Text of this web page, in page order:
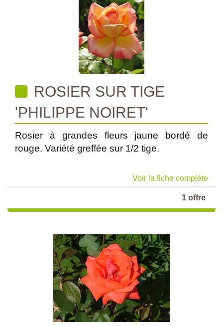
ROSIER SUR TIGE
'PHILIPPE NOIRET'
Rosier à grandes fleurs jaune bordé de
rouge. Variété greffée sur 1/2 tige.
Voir la fiche complète
1 offre